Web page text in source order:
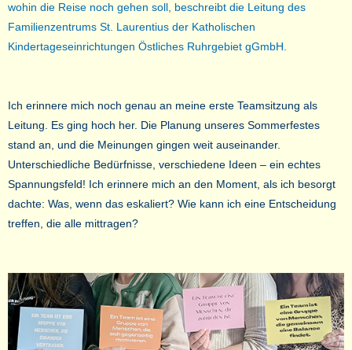
wohin die Reise noch gehen soll, beschreibt die Leitung des
Familienzentrums St. Laurentius der Katholischen
Kindertageseinrichtungen Östliches Ruhrgebiet gGmbH.
Ich erinnere mich noch genau an meine erste Teamsitzung als
Leitung. Es ging hoch her. Die Planung unseres Sommerfestes
stand an, und die Meinungen gingen weit auseinander.
Unterschiedliche Bedürfnisse, verschiedene Ideen – ein echtes
Spannungsfeld! Ich erinnere mich an den Moment, als ich besorgt
dachte: Was, wenn das eskaliert? Wie kann ich eine Entscheidung
treffen, die alle mittragen?